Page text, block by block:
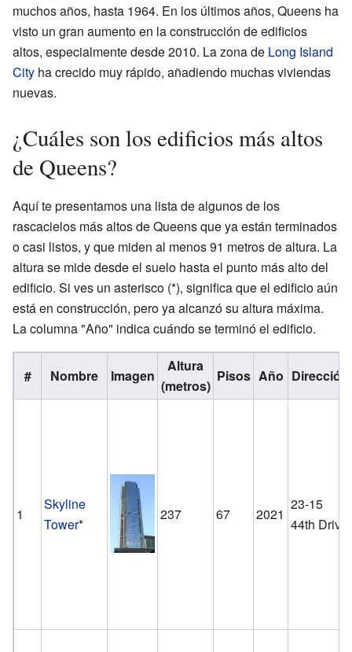
muchos años, hasta 1964. En los últimos años, Queens ha
visto un gran aumento en la construcción de edificios
altos, especialmente desde 2010. La zona de Long Island
City ha crecido muy rápido, añadiendo muchas viviendas
nuevas.
¿Cuáles son los edificios más altos
de Queens?
Aquí te presentamos una lista de algunos de los
rascacielos más altos de Queens que ya están terminados
o casi listos, y que miden al menos 91 metros de altura. La
altura se mide desde el suelo hasta el punto más alto del
edificio. Si ves un asterisco (*), significa que el edificio aún
está en construcción, pero ya alcanzó su altura máxima.
La columna "Año" indica cuándo se terminó el edificio.
# Nombre Imagen
Altura
(metros)
Pisos Año Dirección
1
Skyline
Tower*
237 67 2021
23-15
44th Drive